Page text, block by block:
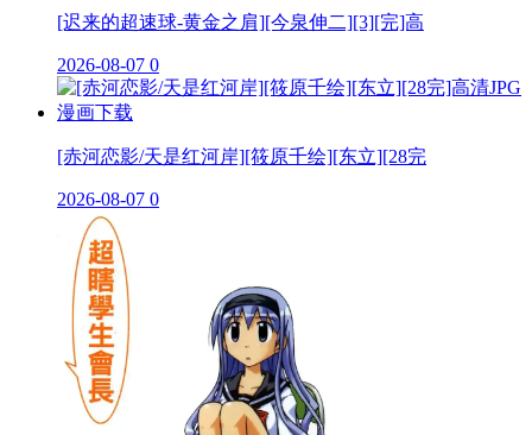
[迟来的超速球-黄金之肩][今泉伸二][3][完]高
2026-08-07 0
[赤河恋影/天是红河岸][筱原千绘][东立][28完
2026-08-07 0